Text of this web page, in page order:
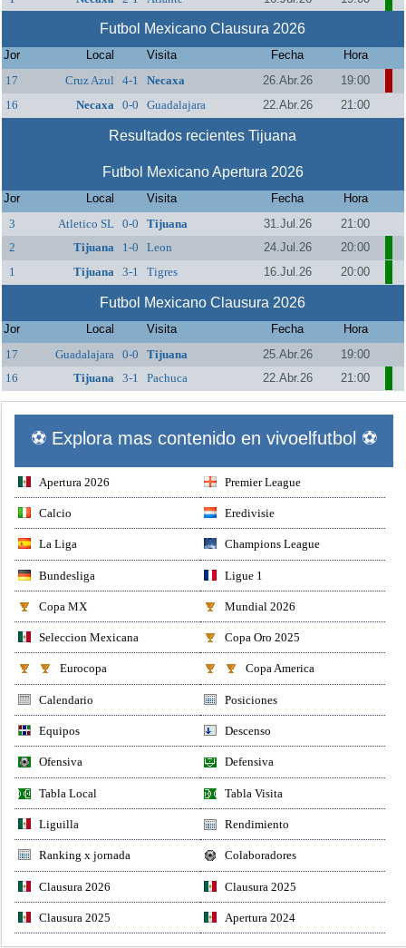
Futbol Mexicano Clausura 2026
Jor Local Visita Fecha
Hora
17
Cruz Azul 4-1 Necaxa 26.Abr.26
19:00
16
Necaxa 0-0 Guadalajara 22.Abr.26 21:00
Resultados recientes Tijuana
Futbol Mexicano Apertura 2026
Jor Local Visita Fecha
Hora
3
Atletico SL 0-0 Tijuana 31.Jul.26
21:00
2
Tijuana 1-0 Leon 24.Jul.26
20:00
1
Tijuana 3-1 Tigres 16.Jul.26 20:00
Futbol Mexicano Clausura 2026
Jor Local Visita Fecha
Hora
17
Guadalajara 0-0 Tijuana 25.Abr.26
19:00
16
Tijuana 3-1 Pachuca 22.Abr.26 21:00
⚽ Explora mas contenido en vivoelfutbol ⚽
Apertura 2026 Premier League
Calcio Eredivisie
La Liga Champions League
Bundesliga Ligue 1
Copa MX Mundial 2026
Seleccion Mexicana Copa Oro 2025
Eurocopa Copa America
Calendario Posiciones
Equipos Descenso
Ofensiva Defensiva
Tabla Local Tabla Visita
Liguilla Rendimiento
Ranking x jornada Colaboradores
Clausura 2026 Clausura 2025
Clausura 2025 Apertura 2024